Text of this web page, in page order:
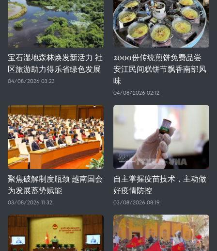
宝石湿地森林焕发新活力 社
区旅游助力得乐省绿色发展
04/08/2026 03:23
2000份传统煎饼免费品尝
安江民间糕饼节飘香南部风
味
04/08/2026 02:12
聚焦破解制度瓶颈 越南国会
为发展蓄势赋能
03/08/2026 11:32
自主掌握疫苗技术，主动做
好疫情防控
03/08/2026 08:19